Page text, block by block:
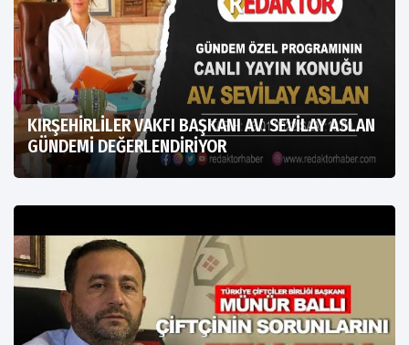
KIRŞEHİRLİLER VAKFI BAŞKANI AV. SEVİLAY ASLAN
GÜNDEMİ DEĞERLENDİRİYOR